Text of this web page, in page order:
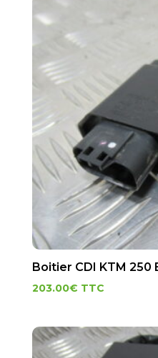
Boitier CDI KTM 250
203.00€ TTC